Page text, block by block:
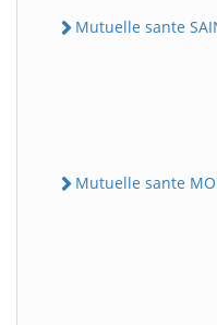
Mutuelle sante
Mutuelle sante